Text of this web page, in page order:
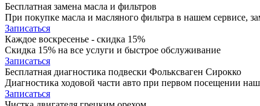
Бесплатная замена масла и фильтров
При покупке масла и масляного фильтра в нашем сервисе,
Записаться
Каждое воскресенье - скидка 15%
Скидка 15% на все услуги и быстрое обслуживание
Записаться
Бесплатная диагностика подвески Фольксваген Сирокко
Диагностика ходовой части авто при первом посещении
Записаться